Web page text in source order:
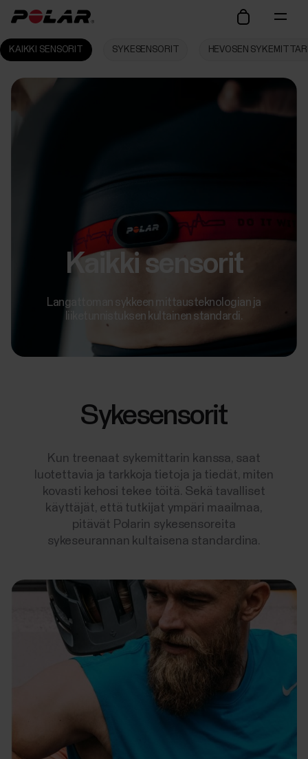
KAIKKI SENSORIT SYKESENSORIT HEVOSEN
Kaikki sensorit
Langattoman sykkeen mittausteknologian ja
liiketunnistuksen kultainen standardi.
Sykesensorit
Kun treenaat sykemittarin kanssa, saat
luotettavia ja tarkkoja tietoja ja tiedät, miten
kovasti kehosi tekee töitä. Sekä tavalliset
käyttäjät, että tutkijat ympäri maailmaa,
pitävät Polarin sykesensoreita
sykeseurannan kultaisena standardina.